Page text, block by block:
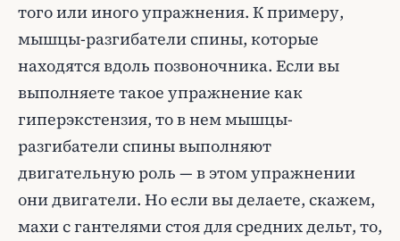
того или иного упражнения. К примеру,
мышцы-разгибатели спины, которые
находятся вдоль позвоночника. Если вы
выполняете такое упражнение как
гиперэкстензия, то в нем мышцы-
разгибатели спины выполняют
двигательную роль — в этом упражнении
они двигатели. Но если вы делаете, скажем,
махи с гантелями стоя для средних дельт, то,